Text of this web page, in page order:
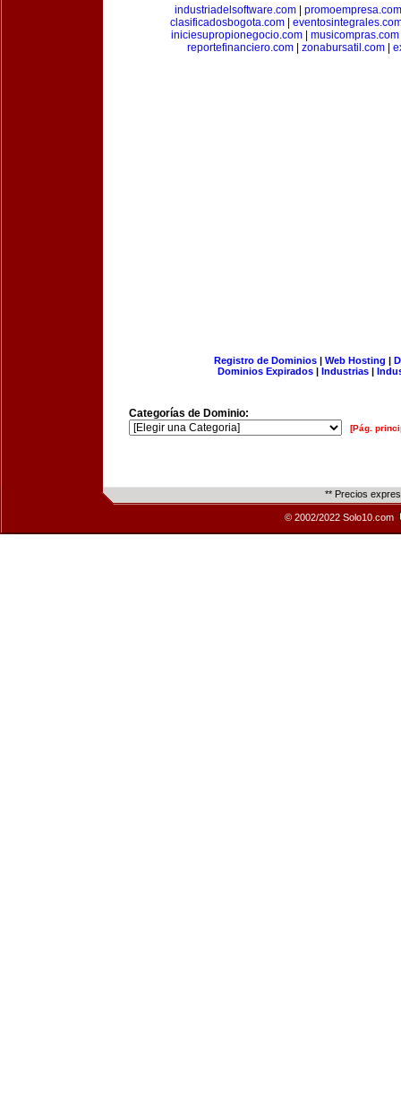
industriadelsoftware.com| promoempresa.com
clasificadosbogota.com
iniciesupropionegocio.com
musicompras.com
reportefinanciero.com| zonabursatil.com|
Registro de Dominios| Web Hosting |
Dominios Expirados | Industrias |
Categorías de Dominio:
[Pág.
** Precios
© 2002/2022 Solo10.com